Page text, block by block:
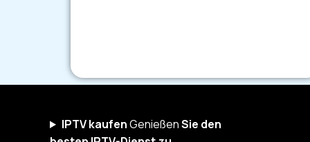
IPTVkaufenGenießenSie den